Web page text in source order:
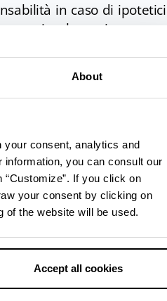
About
your consent, analytics and
you can consult our
If you click on
your consent by clicking on
of the website will be used.
Accept all cookies
in caso di ipotetici
web persistono per
della Regione Emilia-
necessari a rispondere,
del Regolamento (UE)
di posta elettronica
turistica della